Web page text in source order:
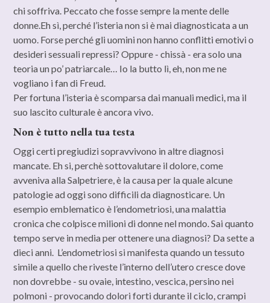
chi soffriva. Peccato che fosse sempre la mente delle
donne.Eh sì, perché l’isteria non si è mai diagnosticata a un
uomo. Forse perché gli uomini non hanno conflitti emotivi o
desideri sessuali repressi? Oppure - chissà - era solo una
teoria un po’ patriarcale… Io la butto lì, eh, non me ne
vogliano i fan di Freud.
Per fortuna l’isteria è scomparsa dai manuali medici, ma il
suo lascito culturale è ancora vivo.
Non è tutto nella tua testa
Oggi certi pregiudizi sopravvivono in altre diagnosi
mancate. Eh si, perchè sottovalutare il dolore, come
avveniva alla Salpetriere, è la causa per la quale alcune
patologie ad oggi sono difficili da diagnosticare. Un
esempio emblematico è l’endometriosi, una malattia
cronica che colpisce milioni di donne nel mondo. Sai quanto
tempo serve in media per ottenere una diagnosi? Da sette a
dieci anni. L’endometriosi si manifesta quando un tessuto
simile a quello che riveste l’interno dell’utero cresce dove
non dovrebbe - su ovaie, intestino, vescica, persino nei
polmoni - provocando dolori forti durante il ciclo, crampi